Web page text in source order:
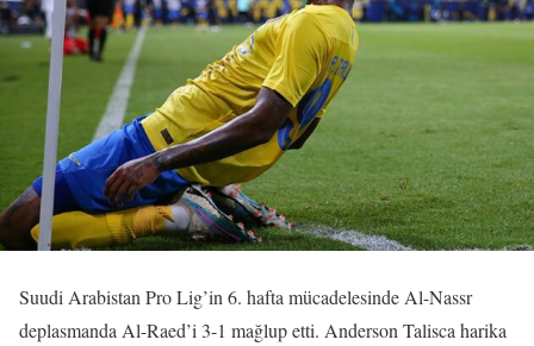
Suudi Arabistan Pro Lig’in 6. hafta mücadelesinde Al-Nassr
deplasmanda Al-Raed’i 3-1 mağlup etti. Anderson Talisca harika